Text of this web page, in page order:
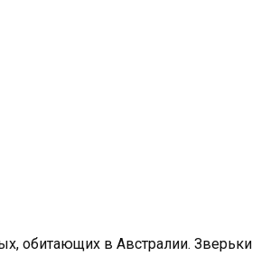
обитающих в Австралии. Зверьки